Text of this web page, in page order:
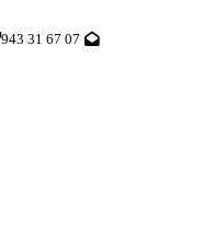
943 31 67 07